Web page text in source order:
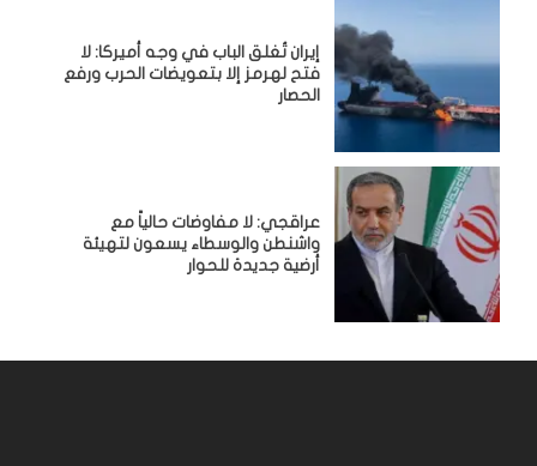
إيران تُغلق الباب في وجه أميركا: لا
فتح لهرمز إلا بتعويضات الحرب ورفع
الحصار
عراقجي: لا مفاوضات حالياً مع
واشنطن والوسطاء يسعون لتهيئة
أرضية جديدة للحوار